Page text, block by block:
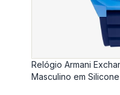
Relógio Armani
Masculino em Silicone